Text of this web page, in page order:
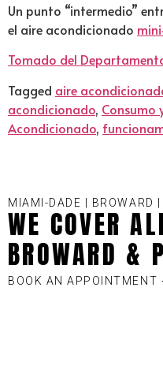
Un punto “intermedio”
el aire acondicionado
Tomado del
Tagged aire
acondicionado, Consumo
Acondicionado,
MIAMI-DADE | BROWARD
WE COVER
BROWARD &
BOOK AN